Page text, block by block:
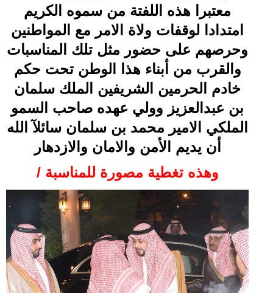
معتبرا هذه اللفتة من سموه الكريم
امتدادا لوقفات ولاة الامر مع المواطنين
وحرصهم على حضور مثل تلك المناسبات
والقرب من أبناء هذا الوطن تحت حكم
خادم الحرمين الشريفين الملك سلمان
بن عبدالعزيز وولي عهده صاحب السمو
الملكي الامير محمد بن سلمان سائلآ الله
أن يديم الأمن والامان والازدهار
وهذه تغطية مصورة للمناسبة /